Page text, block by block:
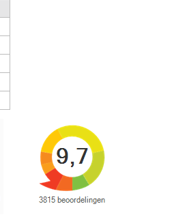
Wendy uit Amsterdam
Ruime keus aan viltwol, mooie
kleuren en goede kwaliteit. Snel
verzonden. Enigste wat ik een
beetje jammer vind is dat alles los